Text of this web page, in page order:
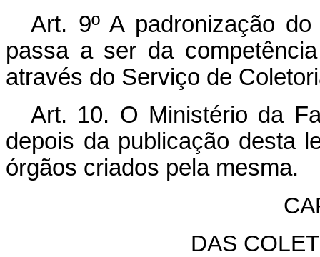
Art. 9º A padronização
passa a ser da
através do Serviço de
Art. 10. O Ministério da
depois da publicação desta
órgãos criados pela mesma.
DAS